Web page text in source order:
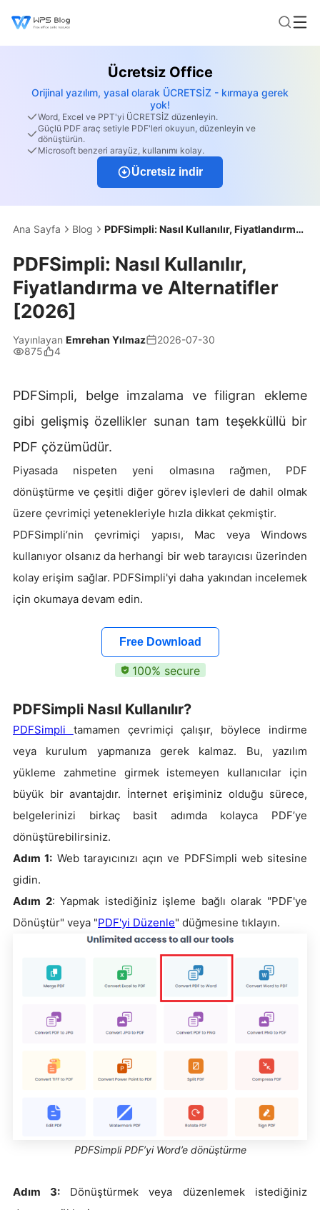
Ücretsiz Office
Orijinal yazılım, yasal olarak ÜCRETSİZ - kırmaya gerek
yok!
Word, Excel ve PPT'yi ÜCRETSİZ düzenleyin.
Güçlü PDF araç setiyle PDF'leri okuyun, düzenleyin ve
dönüştürün.
Microsoft benzeri arayüz, kullanımı kolay.
Ücretsiz indir
Ana Sayfa Blog PDFSimpli: Nasıl Kullanılır, Fiyatlandırma ve Alternatifler [2026]
PDFSimpli: Nasıl Kullanılır,
Fiyatlandırma ve Alternatifler
[2026]
Yayınlayan Emrehan Yılmaz
2026-07-30
875
4
PDFSimpli, belge imzalama ve filigran ekleme
gibi gelişmiş özellikler sunan tam teşekküllü bir
PDF çözümüdür.
Piyasada nispeten yeni olmasına rağmen, PDF
dönüştürme ve çeşitli diğer görev işlevleri de dahil olmak
üzere çevrimiçi yetenekleriyle hızla dikkat çekmiştir.
PDFSimpli’nin çevrimiçi yapısı, Mac veya Windows
kullanıyor olsanız da herhangi bir web tarayıcısı üzerinden
kolay erişim sağlar. PDFSimpli'yi daha yakından incelemek
için okumaya devam edin.
Free Download
100% secure
PDFSimpli Nasıl Kullanılır?
PDFSimpli tamamen çevrimiçi çalışır, böylece indirme
veya kurulum yapmanıza gerek kalmaz. Bu, yazılım
yükleme zahmetine girmek istemeyen kullanıcılar için
büyük bir avantajdır. İnternet erişiminiz olduğu sürece,
belgelerinizi birkaç basit adımda kolayca PDF’ye
dönüştürebilirsiniz.
Adım 1: Web tarayıcınızı açın ve PDFSimpli web sitesine
gidin.
Adım 2: Yapmak istediğiniz işleme bağlı olarak "PDF'ye
Dönüştür" veya "PDF'yi Düzenle" düğmesine tıklayın.
PDFSimpli PDF’yi Word’e dönüştürme
Adım 3: Dönüştürmek veya düzenlemek istediğiniz